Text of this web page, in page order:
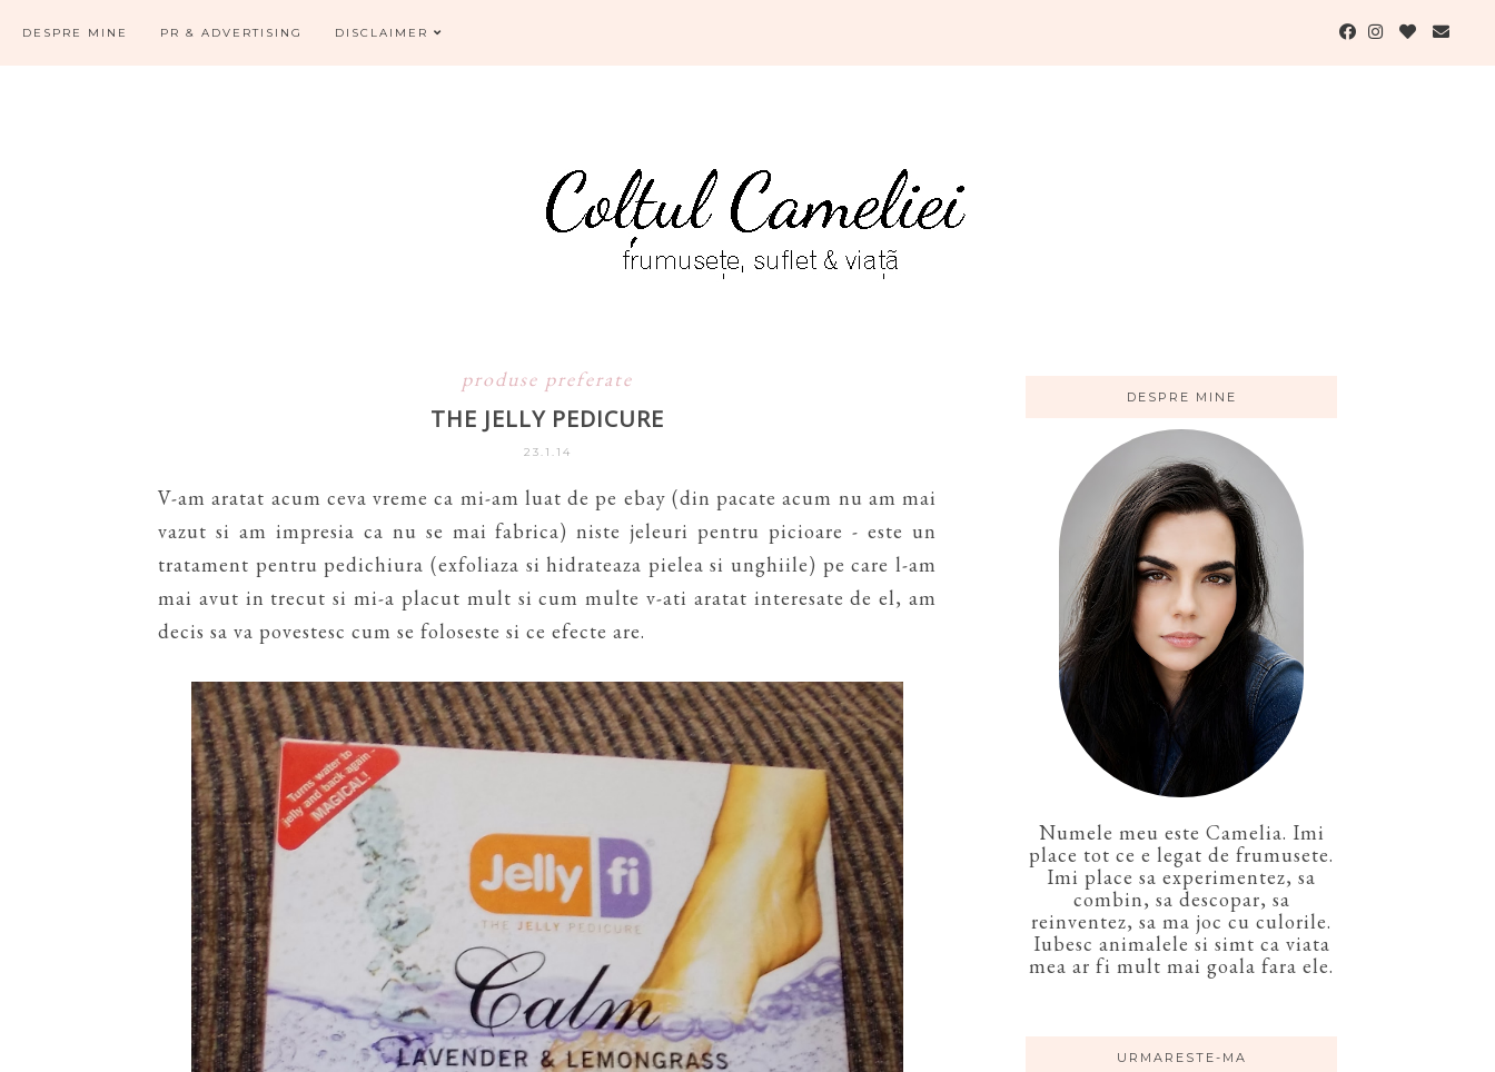
DESPRE MINE PR & ADVERTISING DISCLAIMER
produse preferate
THE JELLY PEDICURE
23.1.14
V-am aratat acum ceva vreme ca mi-am luat de pe ebay (din pacate acum nu am mai
vazut si am impresia ca nu se mai fabrica) niste jeleuri pentru picioare - este un
tratament pentru pedichiura (exfoliaza si hidrateaza pielea si unghiile) pe care l-am
mai avut in trecut si mi-a placut mult si cum multe v-ati aratat interesate de el, am
decis sa va povestesc cum se foloseste si ce efecte are.
DESPRE MINE
Numele meu este Camelia. Imi
place tot ce e legat de frumusete.
Imi place sa experimentez, sa
combin, sa descopar, sa
reinventez, sa ma joc cu culorile.
Iubesc animalele si simt ca viata
mea ar fi mult mai goala fara ele.
URMARESTE-MA